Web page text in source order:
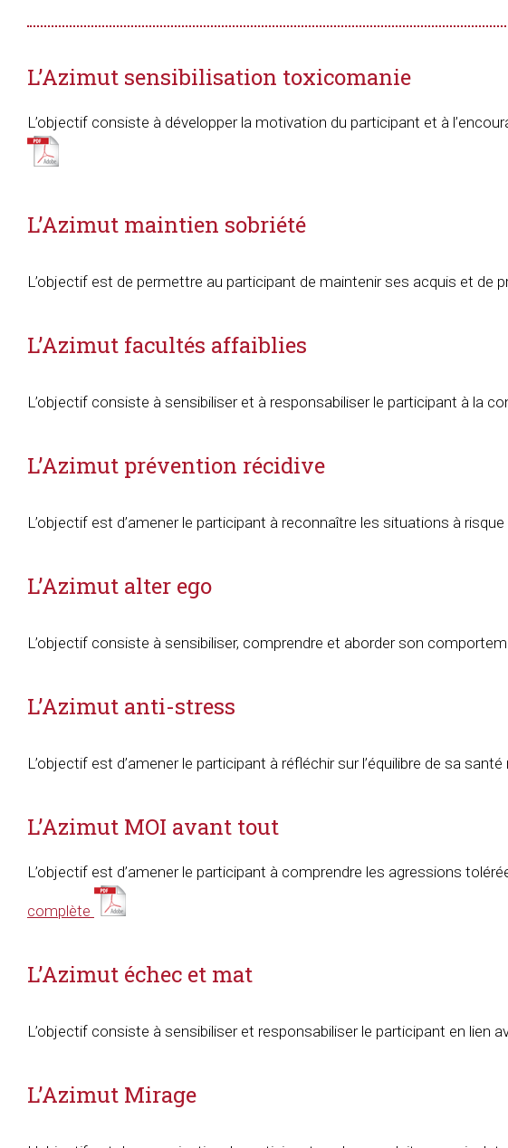
L’Azimut sensibilisation toxicomanie
L’objectif consiste à développer la motivation du participant et à
L’Azimut maintien sobriété
L’objectif est de permettre au participant de maintenir ses acquis et de
L’Azimut facultés affaiblies
L’objectif consiste à sensibiliser et à responsabiliser le participant à la
L’Azimut prévention récidive
L’objectif est d’amener le participant à reconnaître les situations à
L’Azimut alter ego
L’objectif consiste à sensibiliser, comprendre et aborder son
L’Azimut anti-stress
L’objectif est d’amener le participant à réfléchir sur l’équilibre de sa
L’Azimut MOI avant tout
L’objectif est d’amener le participant à comprendre les agressions
complète
L’Azimut échec et mat
L’objectif consiste à sensibiliser et responsabiliser le participant en lien
L’Azimut Mirage